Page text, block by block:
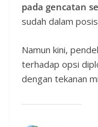
pada gencatan
sudah dalam
Namun kini,
terhadap opsi
dengan tekanan